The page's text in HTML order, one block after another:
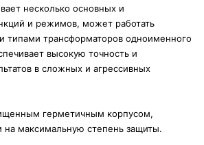
несколько основных и
и режимов, может работать
типами трансформаторов одноименного
высокую точность и
в сложных и агрессивных
герметичным корпусом,
максимальную степень защиты.